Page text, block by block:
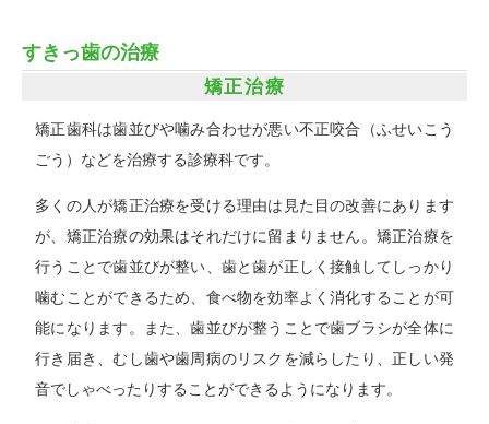
すきっ歯の治療
矯正治療
矯正歯科は歯並びや噛み合わせが悪い不正咬合（ふせいこう
ごう）などを治療する診療科です。
多くの人が矯正治療を受ける理由は見た目の改善にあります
が、矯正治療の効果はそれだけに留まりません。矯正治療を
行うことで歯並びが整い、歯と歯が正しく接触してしっかり
噛むことができるため、食べ物を効率よく消化することが可
能になります。また、歯並びが整うことで歯ブラシが全体に
行き届き、むし歯や歯周病のリスクを減らしたり、正しい発
音でしゃべったりすることができるようになります。